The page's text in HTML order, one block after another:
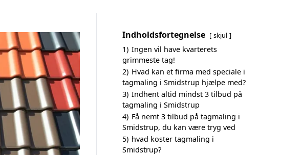
Indholdsfortegnelse skjul
1) Ingen vil have kvarterets
grimmeste tag!
2) Hvad kan et firma med speciale i
tagmaling i Smidstrup hjælpe med?
3) Indhent altid mindst 3 tilbud på
tagmaling i Smidstrup
4) Få nemt 3 tilbud på tagmaling i
Smidstrup, du kan være tryg ved
5) hvad koster tagmaling i
Smidstrup?